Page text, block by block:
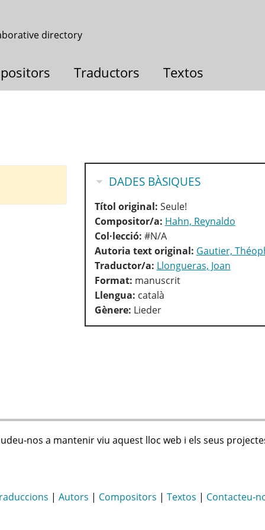
directory
Traductors Textos
HIDE
DADES BÀSIQUES
Títol original: Seule!
Compositor/a: Hahn, Reynaldo
Col·lecció: #N/A
Autoria text original: Gautier,
Traductor/a: Llongueras, Joan
Format: manuscrit
Llengua: català
Gènere: Lieder
nos a mantenir viu aquest lloc web i els seus
| Autors | Compositors | Textos | Contacteu-